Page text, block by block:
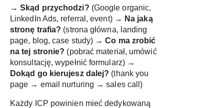
→Skąd przychodzi? (Google organic,
LinkedIn Ads, referral, event) → Na jaką
stronę trafia? (strona główna, landing
page, blog, case study) →Co ma zrobić
na tej stronie? (pobrać materiał, umówić
konsultację, wypełnić formularz) →
Dokąd go kierujesz dalej? (thank you
page → email nurturing → sales call)
Każdy ICP powinien mieć dedykowaną